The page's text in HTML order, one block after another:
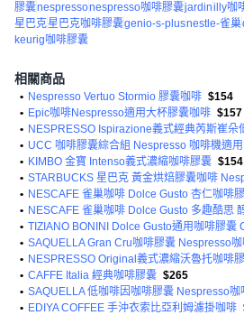
膠囊nespressonespresso咖啡膠囊jardinilly咖
星巴克星巴克咖啡膠囊genio-s-plusnestle-雀巢
keurig咖啡膠囊
相關商品
• Nespresso Vertuo Stormio 膠囊咖啡 $154
• Epic咖啡Nespresso適用大杯膠囊咖啡 $157
• NESPRESSO Ispirazione義式經典芮斯崔朵
•
• KIMBO 金寶 Intenso義式濃縮咖啡膠囊 $154
• STARBUCKS 星巴克 黃金烘焙膠囊咖啡
• NESCAFE 雀巢咖啡 Dolce Gusto 杏仁咖啡
• NESCAFE 雀巢咖啡 Dolce Gusto 多趣酷思
• TIZIANO BONINI Dolce Gusto通用咖啡膠囊
• SAQUELLA Gran Cru咖啡膠囊 Nespresso咖
• NESPRESSO Original義式濃縮沃魯托咖啡
• CAFFE Italia 經典咖啡膠囊 $265
• SAQUELLA 低咖啡因咖啡膠囊 Nespresso咖
• EDIYA COFFEE 手沖衣索比亞利姆濾掛咖啡